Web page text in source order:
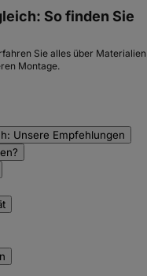
So finden Sie
Sie alles über Materialien
Montage.
Unsere Empfehlungen